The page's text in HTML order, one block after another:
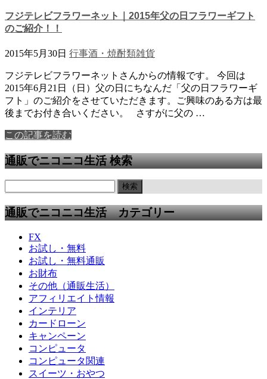
フジテレビフラワーネット｜2015年父の日フラワーギフト
のご紹介！！
2015年5月30日 行事酒・焼酎類雑貨
フジテレビフラワーネットさんからの情報です。 今回は
2015年6月21日（日）父の日にちなんだ「父の日フラワーギ
フト」のご紹介をさせていただきます。ご興味のある方は最
後までお付き合いください。 さすがに父の …
この記事を読む
通販でニコニコ生活 検索
通販でニコニコ生活 カテゴリー
FX
お試し・無料
お試し・無料通販
お財布
その他（通販生活）
アフィリエイト情報
インテリア
カードローン
キャンペーン
コンピュータ
コンピュータ関連
スイーツ・おやつ